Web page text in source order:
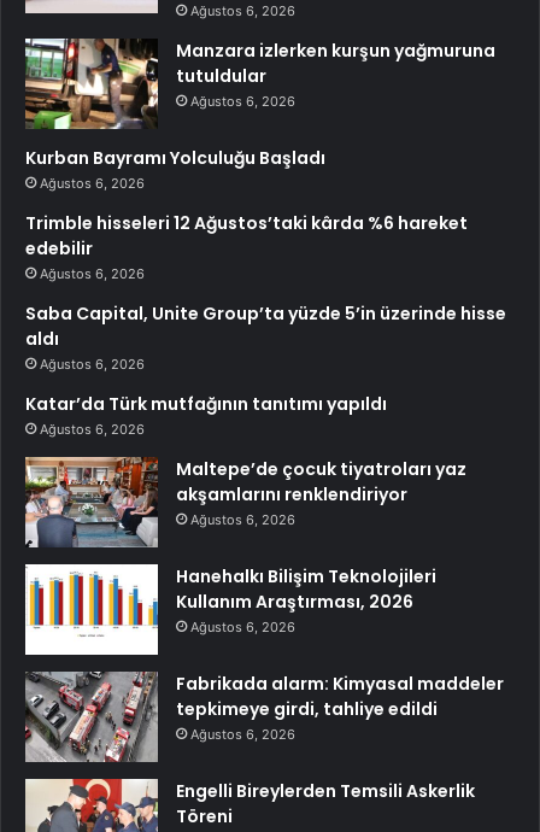
Ağustos 6, 2026
Manzara izlerken kurşun yağmuruna
tutuldular
Ağustos 6, 2026
Kurban Bayramı Yolculuğu Başladı
Ağustos 6, 2026
Trimble hisseleri 12 Ağustos’taki kârda %6 hareket
edebilir
Ağustos 6, 2026
Saba Capital, Unite Group’ta yüzde 5’in üzerinde hisse
aldı
Ağustos 6, 2026
Katar’da Türk mutfağının tanıtımı yapıldı
Ağustos 6, 2026
Maltepe’de çocuk tiyatroları yaz
akşamlarını renklendiriyor
Ağustos 6, 2026
Hanehalkı Bilişim Teknolojileri
Kullanım Araştırması, 2026
Ağustos 6, 2026
Fabrikada alarm: Kimyasal maddeler
tepkimeye girdi, tahliye edildi
Ağustos 6, 2026
Engelli Bireylerden Temsili Askerlik
Töreni